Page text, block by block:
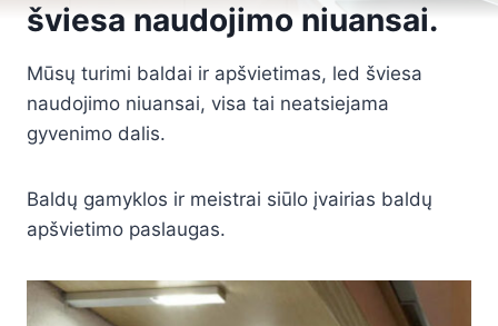
šviesa naudojimo niuansai.
Mūsų turimi baldai ir apšvietimas, led šviesa
naudojimo niuansai, visa tai neatsiejama
gyvenimo dalis.
Baldų gamyklos ir meistrai siūlo įvairias baldų
apšvietimo paslaugas.